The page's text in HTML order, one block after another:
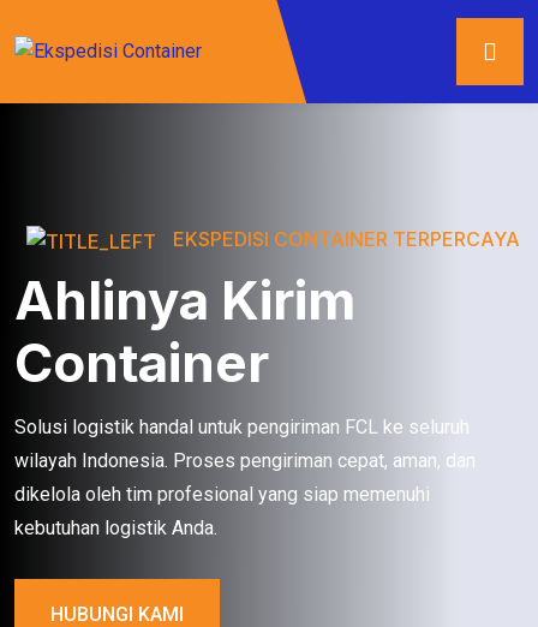
EKSPEDISI CONTAINER TERPERCAYA
Ahlinya Kirim
Container
Solusi logistik handal untuk pengiriman FCL ke seluruh
wilayah Indonesia. Proses pengiriman cepat, aman, dan
dikelola oleh tim profesional yang siap memenuhi
kebutuhan logistik Anda.
HUBUNGI KAMI